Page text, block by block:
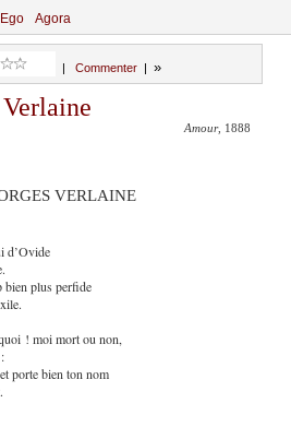
Ego Agora
Commenter| »
Verlaine
Amour, 1888
VERLAINE
d’Ovide
bien plus perfide
! moi mort ou non,
porte bien ton nom